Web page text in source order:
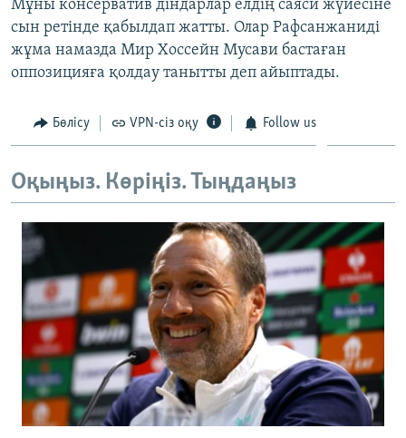
Мұны консерватив діндарлар елдің саяси жүйесіне
сын ретінде қабылдап жатты. Олар Рафсанжаниді
жұма намазда Мир Хоссейн Мусави бастаған
оппозицияға қолдау танытты деп айыптады.
Бөлісу VPN-сіз оқу Follow us
Оқыңыз. Көріңіз. Тыңдаңыз